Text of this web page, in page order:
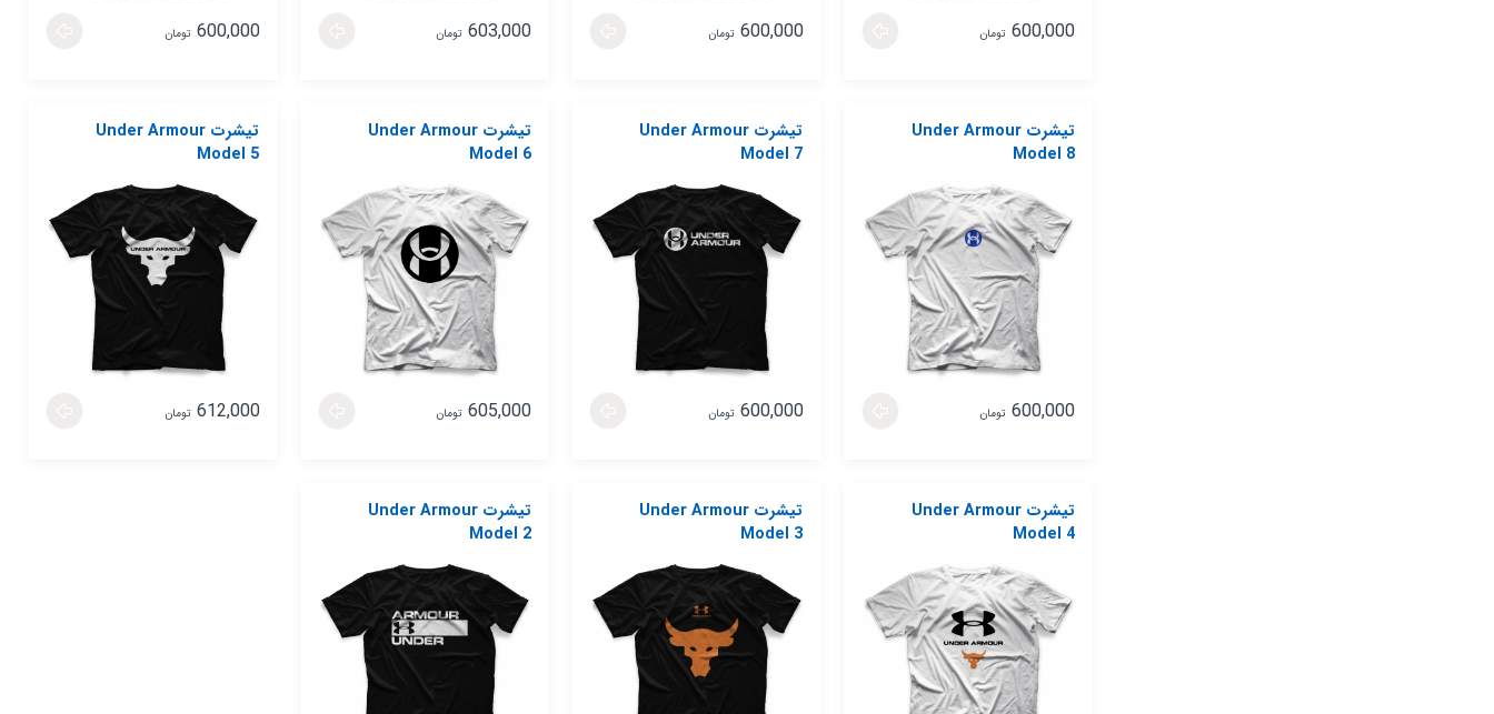
600,000 تومان 600,000 تومان 603,000 تومان 600,000 تومان
تیشرت Under Armour
Model 8
600,000 تومان
تیشرت Under Armour
Model 7
600,000 تومان
تیشرت Under Armour
Model 6
605,000 تومان
تیشرت Under Armour
Model 5
612,000 تومان
تیشرت Under Armour
Model 4
تیشرت Under Armour
Model 3
تیشرت Under Armour
Model 2